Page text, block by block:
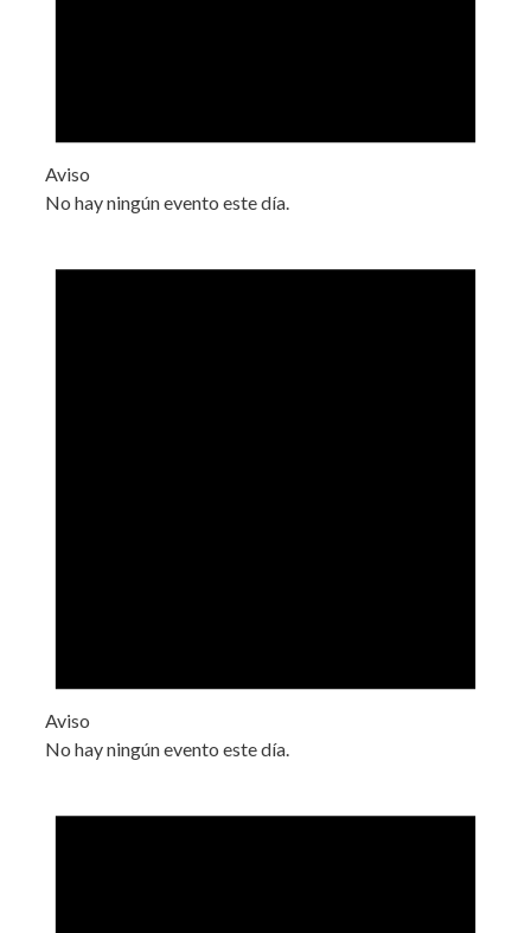
Aviso
No hay ningún evento este día.
Aviso
No hay ningún evento este día.